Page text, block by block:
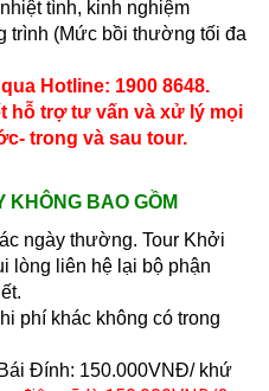
tình, kinh nghiệm
trình (Mức bồi thường tối đa
Hotline: 1900 8648.
hỗ trợ tư vấn và xử lý mọi
trong và sau tour.
KHÔNG BAO GỒM
ngày thường. Tour Khởi
lòng liên hệ lại bộ phận
phí khác không có trong
Đính: 150.000VNĐ/ khứ